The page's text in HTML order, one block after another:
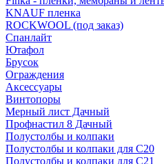
KNAUF пленка
ROCKWOOL (под заказ)
Спанлайт
Ютафол
Брусок
Ограждения
Аксессуары
Винтопоры
Мерный лист Дачный
Профнастил 8 Дачный
Полустолбы и колпаки
Полустолбы и колпаки для С20
Полустолбы и колпаки для С21